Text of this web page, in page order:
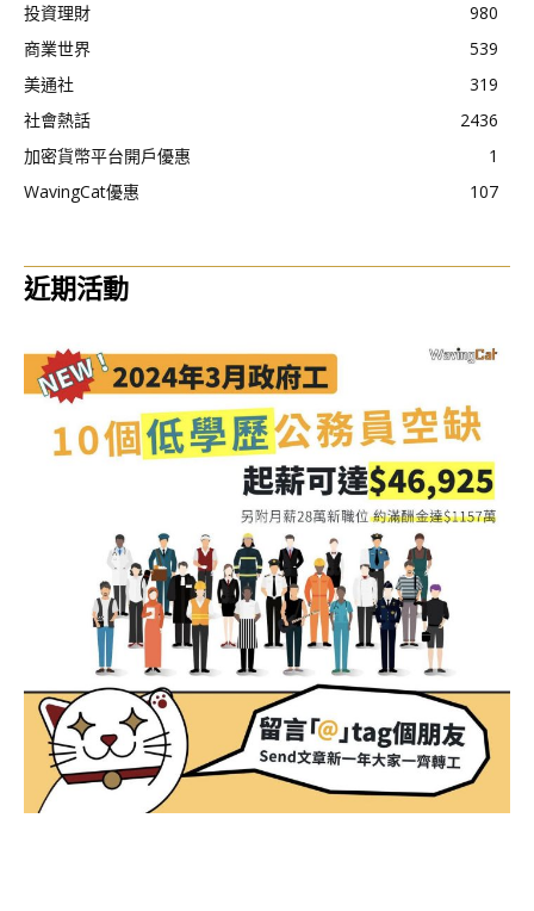
投資理財
980
商業世界
539
美通社
319
社會熱話
2436
加密貨幣平台開戶優惠
1
WavingCat優惠
107
近期活動